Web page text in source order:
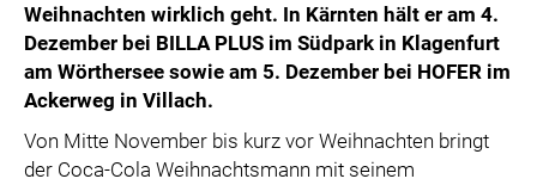
Weihnachten wirklich geht. In Kärnten hält er am 4.
Dezember bei BILLA PLUS im Südpark in Klagenfurt
am Wörthersee sowie am 5. Dezember bei HOFER im
Ackerweg in Villach.
Von Mitte November bis kurz vor Weihnachten bringt
der Coca-Cola Weihnachtsmann mit seinem